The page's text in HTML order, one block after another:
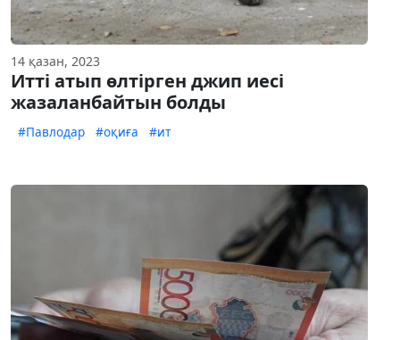
14 қазан, 2023
Итті атып өлтірген джип иесі
жазаланбайтын болды
#Павлодар #оқиға #ит